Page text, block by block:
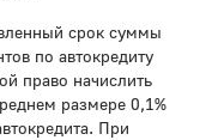
срок суммы
по автокредиту
право начислить
размере 0,1%
При